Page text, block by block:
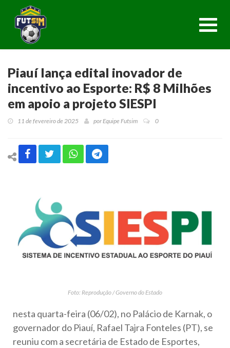
Piauí lança edital inovador de
incentivo ao Esporte: R$ 8 Milhões
em apoio a projeto SIESPI
11 de fevereiro de 2025 por Equipe Futsim 0
Foto: Reprodução / Governo do Estado
nesta quarta-feira (06/02), no Palácio de Karnak, o
governador do Piauí, Rafael Tajra Fonteles (PT), se
reuniu com a secretária de Estado de Esportes,